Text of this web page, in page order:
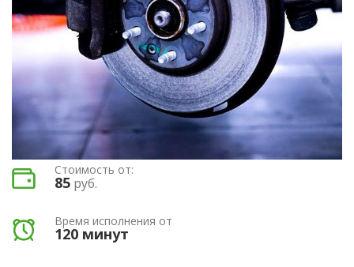
Стоимость от:
85 руб.
Время исполнения от
120 минут